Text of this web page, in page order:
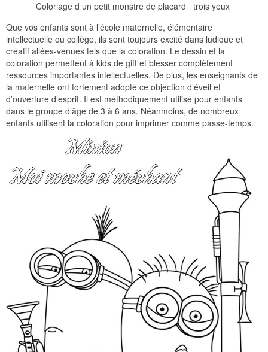
Coloriage d un petit monstre de placard trois yeux
Que vos enfants sont à l’école maternelle, élémentaire
intellectuelle ou collège, ils sont toujours excité dans ludique et
créatif allées-venues tels que la coloration. Le dessin et la
coloration permettent à kids de gift et blesser complètement
ressources importantes intellectuelles. De plus, les enseignants de
la maternelle ont fortement adopté ce objection d’éveil et
d’ouverture d’esprit. Il est méthodiquement utilisé pour enfants
dans le groupe d’âge de 3 à 6 ans. Néanmoins, de nombreux
enfants utilisent la coloration pour imprimer comme passe-temps.